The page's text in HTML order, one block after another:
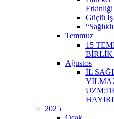
Etkinliği
Güçlü
Temmuz
15
Ağustos
İL
2025